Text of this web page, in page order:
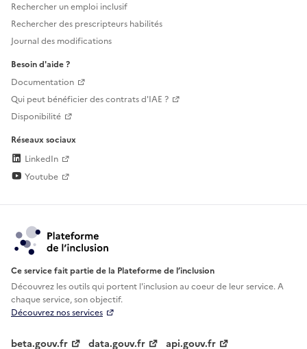
Rechercher un emploi inclusif
Rechercher des prescripteurs habilités
Journal des modifications
Besoin d'aide ?
Documentation
Qui peut bénéficier des contrats d'IAE ?
Disponibilité
Réseaux sociaux
LinkedIn
Youtube
Ce service fait partie de la Plateforme de l’inclusion
Découvrez les outils qui portent l'inclusion aucoeur de leur service. A
chaque service, son objectif.
Découvrez nos services
beta.gouv.fr data.gouv.fr api.gouv.fr